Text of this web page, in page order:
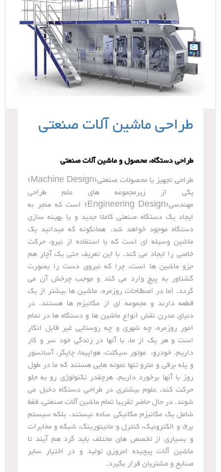
طراحی ماشین آلات صنعتی
طراحی دستگاه، محصول و ماشین آلات صنعتی
طراحی تجهیز یا محصولات صنعتی(Machine Design)
یکی از زیرمجموعه های علم طراحی
مهندسی(Engineering Design) است که منجر به
ایجاد یک دستگاه صنعتی کاملا جدید و یا بهینه سازی
دستگاه موجود خواهد شد. همانگونه که میدانید یک
ماشین وسیله ای است که با استفاده از نیرو، حرکت
خاصی را ایجاد می کند. با این تعریف حتی یک آچار هم
جزو ماشین ها است، چرا که نیروی دست را بصورت
گشتاور به پیچ وارد می کند و موجب چرخش آن می
گردد. اما در اصطلاحات روزمره، ماشین ها بیشتر از یک
قطعه دارند و مجموعه ای از مکانیزم ها هستند. در
دنیای مدرن نقش انواع ماشین ها و دستگاه ها در تمام
امور روزمره، چه شهری و چه روستایی غیر قابل انکار
است و هر یک از ما، با آنها در زندگی خود سر و کار
داریم. خودرو، موتور سیکلت، هواپیما، چاپگر، آسانسور
و پله برقی و مترو تنها نمونه هایی هستند که ما در طول
روز با آنها برخورد داریم. هرچقدر تکنولوژی رو به جلو
حرکت کند، علوم بیشتری در طراحی دستگاه دخیل می
شوند. در حال حاضر تقریبا تمام ماشین آلات صنعتی، فقط
شامل یک مکانیزم مکانیکی ساده نیستند. بلکه سیستم
برق و الکترونیک، کنترل و مانیتورینگ، شبکه و مخابرات
و بسیاری از تخصص های مختلف باید گرد هم آیند تا
ماشین آلات پیچیده امروزی تولید و در اختیار سایر
صنایع و مشتریان قرار بگیرد.